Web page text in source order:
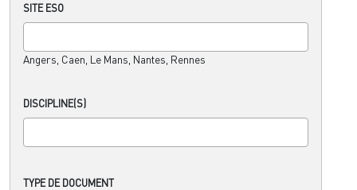
SITE ESO
Angers, Caen, Le Mans, Nantes, Rennes
DISCIPLINE(S)
TYPE DE DOCUMENT